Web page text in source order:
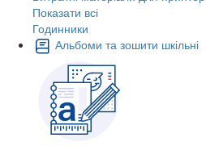
Показати всі
Годинники
Альбоми та зошити шкільні